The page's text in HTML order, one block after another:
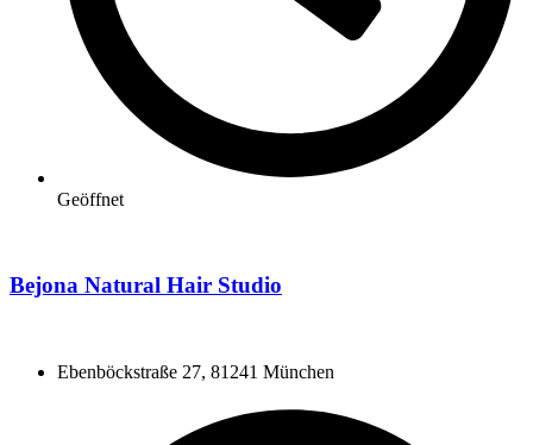
Geöffnet
Bejona Natural Hair Studio
Ebenböckstraße 27, 81241 München